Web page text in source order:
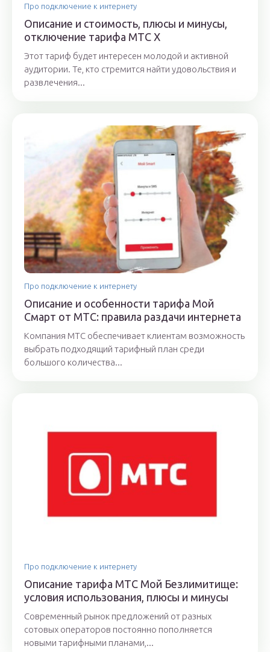
Про подключение к интернету
Описание и стоимость, плюсы и минусы,
отключение тарифа МТС Х
Этот тариф будет интересен молодой и активной
аудитории. Те, кто стремится найти удовольствия и
развлечения...
Про подключение к интернету
Описание и особенности тарифа Мой
Смарт от МТС: правила раздачи интернета
Компания МТС обеспечивает клиентам возможность
выбрать подходящий тарифный план среди
большого количества...
Про подключение к интернету
Описание тарифа МТС Мой Безлимитище:
условия использования, плюсы и минусы
Современный рынок предложений от разных
сотовых операторов постоянно пополняется
новыми тарифными планами,...